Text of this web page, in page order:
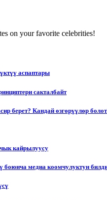
on your favorite celebrities!
аспаптары
сакталбайт
берет? Кандай өзгөрүүлөр
кайрылуусу
боюнча медиа коомчулуктун